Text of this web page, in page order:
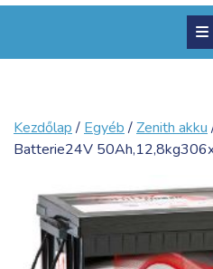
Kezdőlap/ Egyéb/Zenith akku
Batterie24V